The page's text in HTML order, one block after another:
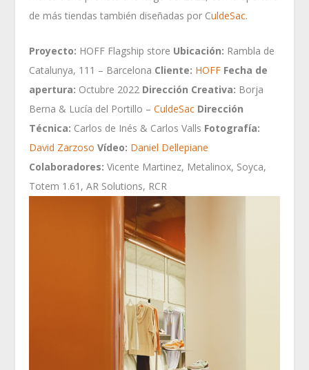
de más tiendas también diseñadas por CuldeSac.
Proyecto: HOFF Flagship store Ubicación: Rambla de
Catalunya, 111 – Barcelona Cliente: HOFF Fecha de
apertura: Octubre 2022 Dirección Creativa: Borja
Berna & Lucía del Portillo –CuldeSac Dirección
Técnica: Carlos de Inés & Carlos Valls Fotografía:
David Zarzoso Vídeo: Daniel Dellepiane
Colaboradores: Vicente Martinez, Metalinox, Soyca,
Totem 1.61, AR Solutions, RCR